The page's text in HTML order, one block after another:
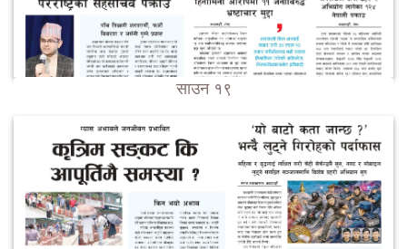
साउन १९